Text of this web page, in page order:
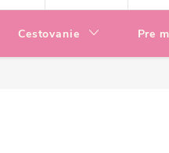
Cestovanie Pre